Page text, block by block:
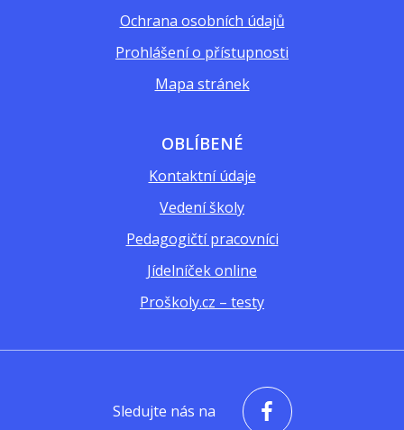
Ochrana osobních údajů
Prohlášení o přístupnosti
Mapa stránek
OBLÍBENÉ
Kontaktní údaje
Vedení školy
Pedagogičtí pracovníci
Jídelníček online
Proškoly.cz – testy
Sledujte nás na